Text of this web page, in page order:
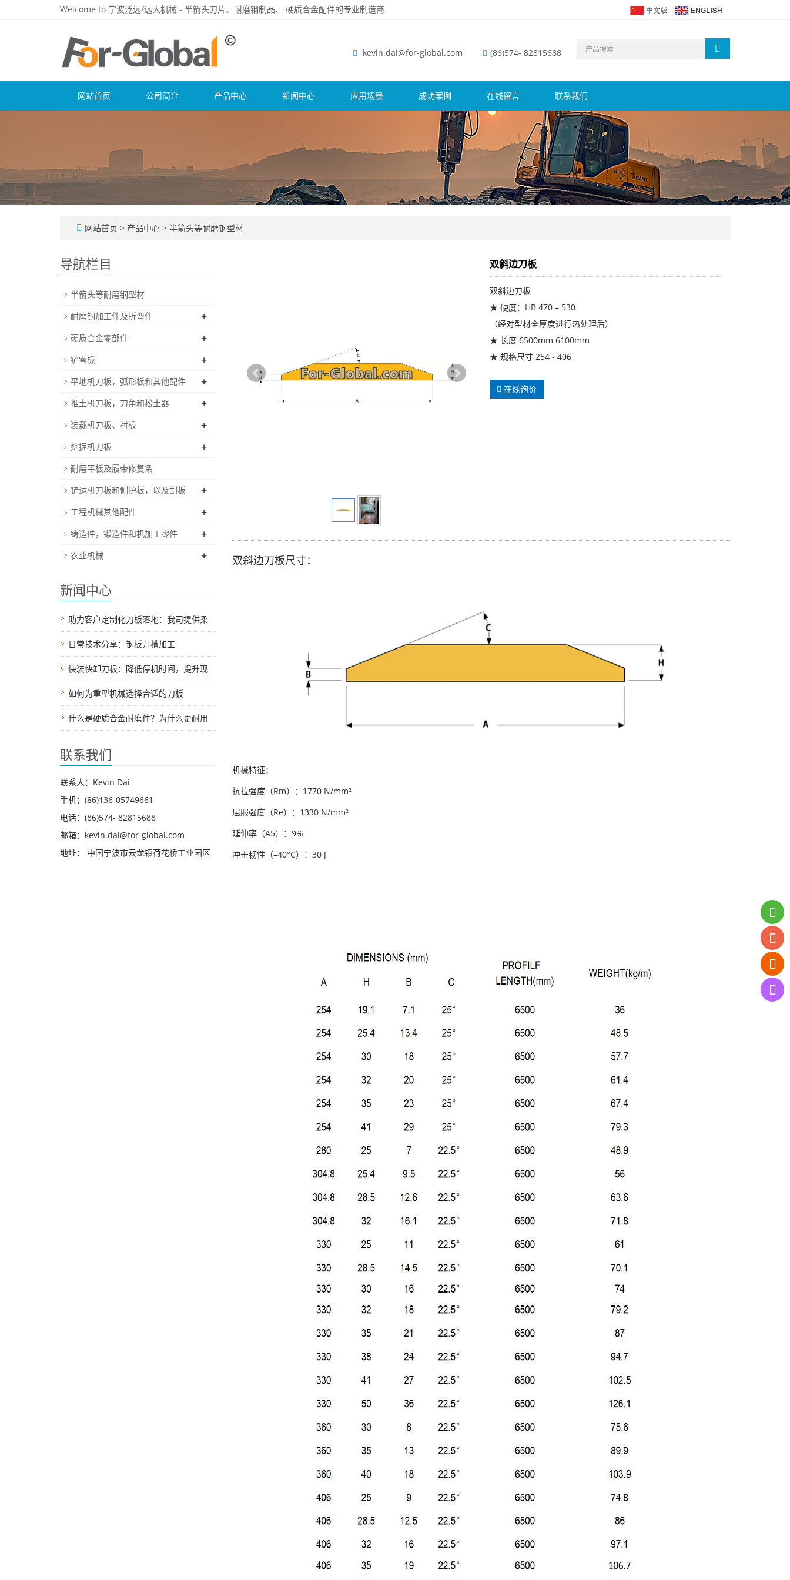
Welcome to 宁波泛远/远大机械 - 半箭头刀片、耐磨钢制品、 硬质合金配件的专业制造商
kevin.dai@for-global.com (86)574- 82815688
网站首页 公司简介 产品中心 新闻中心 应用场景 成功案例 在线留言 联系我们
网站首页 > 产品中心 > 半箭头等耐磨钢型材
双斜边刀板
双斜边刀板
★ 硬度：HB 470 – 530
（经对型材全厚度进行热处理后）
★ 长度 6500mm 6100mm
★ 规格尺寸 254 - 406
在线询价
双斜边刀板尺寸：
机械特征：
抗拉强度（Rm）：1770 N/mm²
屈服强度（Re）：1330 N/mm²
延伸率（A5）：9%
冲击韧性（–40°C）：30 J
导航栏目
半箭头等耐磨钢型材
耐磨钢加工件及折弯件
+
硬质合金零部件 +
铲雪板 +
平地机刀板，弧形板和其他配件 +
推土机刀板，刀角和松土器 +
装载机刀板、衬板 +
挖掘机刀板 +
耐磨平板及履带修复条
铲运机刀板和侧护板，以及刮板
+
工程机械其他配件 +
铸造件，锻造件和机加工零件 +
农业机械 +
新闻中心
助力客户定制化刀板落地：我司提供柔
日常技术分享：钢板开槽加工
快装快卸刀板：降低停机时间，提升现
如何为重型机械选择合适的刀板
什么是硬质合金耐磨件？为什么更耐用
联系我们
联系人：Kevin Dai
手机：(86)136-05749661
电话：(86)574- 82815688
邮箱：kevin.dai@for-global.com
地址： 中国宁波市云龙镇荷花桥工业园区